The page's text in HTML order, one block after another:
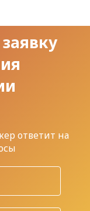
ответит на